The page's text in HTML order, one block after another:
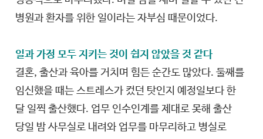
병원과 환자를 위한 일이라는 자부심 때문이었다.
일과 가정 모두 지키는 것이 쉽지 않았을 것 같다
결혼, 출산과 육아를 거치며 힘든 순간도 많았다. 둘째를
임신했을 때는 스트레스가 컸던 탓인지 예정일보다 한
달 일찍 출산했다. 업무 인수인계를 제대로 못해 출산
당일 밤 사무실로 내려와 업무를 마무리하고 병실로